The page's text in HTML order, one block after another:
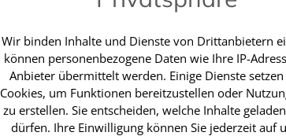
SONNENTOR
Zeit
Stück
Wir binden Inhalte und Dienste von Drittanbietern
können personenbezogene Daten wie Ihre IP-
Anbieter übermittelt werden. Einige Dienste
Cookies, um Funktionen bereitzustellen oder
zu erstellen. Sie entscheiden, welche Inhalte
dürfen. Ihre Einwilligung können Sie jederzeit auf